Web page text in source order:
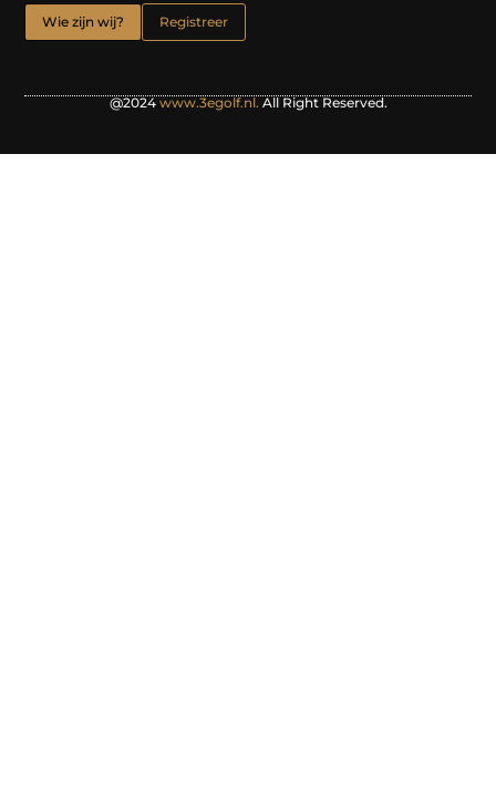
Wie zijn wij? Registreer
@2024 www.3egolf.nl. All Right Reserved.